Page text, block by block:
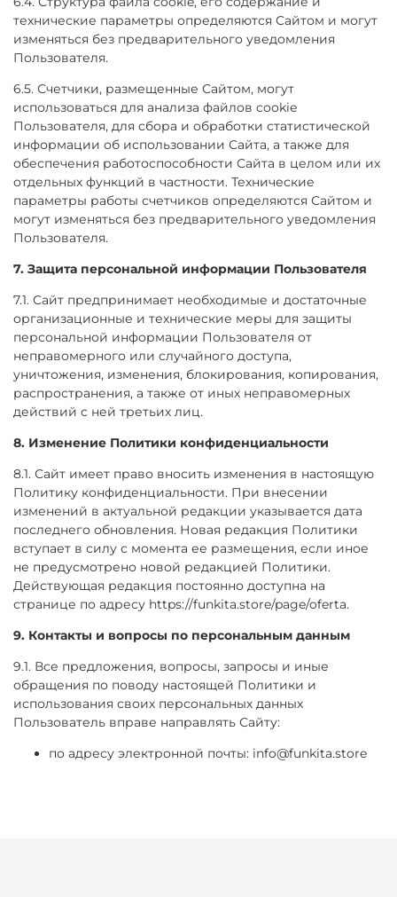
технические параметры определяются Сайтом и могут
изменяться без предварительного уведомления
Пользователя.
6.5. Счетчики, размещенные Сайтом, могут
использоваться для анализа файлов cookie
Пользователя, для сбора и обработки статистической
информации об использовании Сайта, а также для
обеспечения работоспособности Сайта в целом или их
отдельных функций в частности. Технические
параметры работы счетчиков определяются Сайтом и
могут изменяться без предварительного уведомления
Пользователя.
7. Защита персональной информации Пользователя
7.1. Сайт предпринимает необходимые и достаточные
организационные и технические меры для защиты
персональной информации Пользователя от
неправомерного или случайного доступа,
уничтожения, изменения, блокирования, копирования,
распространения, а также от иных неправомерных
действий с ней третьих лиц.
8. Изменение Политики конфиденциальности
8.1. Сайт имеет право вносить изменения в настоящую
Политику конфиденциальности. При внесении
изменений в актуальной редакции указывается дата
последнего обновления. Новая редакция Политики
вступает в силу с момента ее размещения, если иное
не предусмотрено новой редакцией Политики.
Действующая редакция постоянно доступна на
странице по адресу https://funkita.store/page/oferta.
9. Контакты и вопросы по персональным данным
9.1. Все предложения, вопросы, запросы и иные
обращения по поводу настоящей Политики и
использования своих персональных данных
Пользователь вправе направлять Сайту:
по адресу электронной почты: info@funkita.store